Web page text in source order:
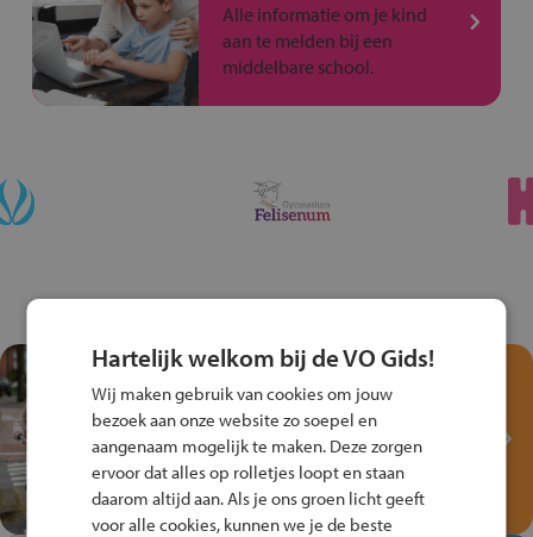
Alle informatie om je kind
aan te melden bij een
middelbare school.
Test je kennis met het
Fiets Veilig
Verkeersspel!
Speel het Fiets Veilig Verkeersspel
en win een Cortina-fiets!
Hartelijk welkom bij de VO Gids!
Wij maken gebruik van cookies om jouw
bezoek aan onze website zo soepel en
aangenaam mogelijk te maken. Deze zorgen
ervoor dat alles op rolletjes loopt en staan
daarom altijd aan. Als je ons groen licht geeft
voor alle cookies, kunnen we je de beste